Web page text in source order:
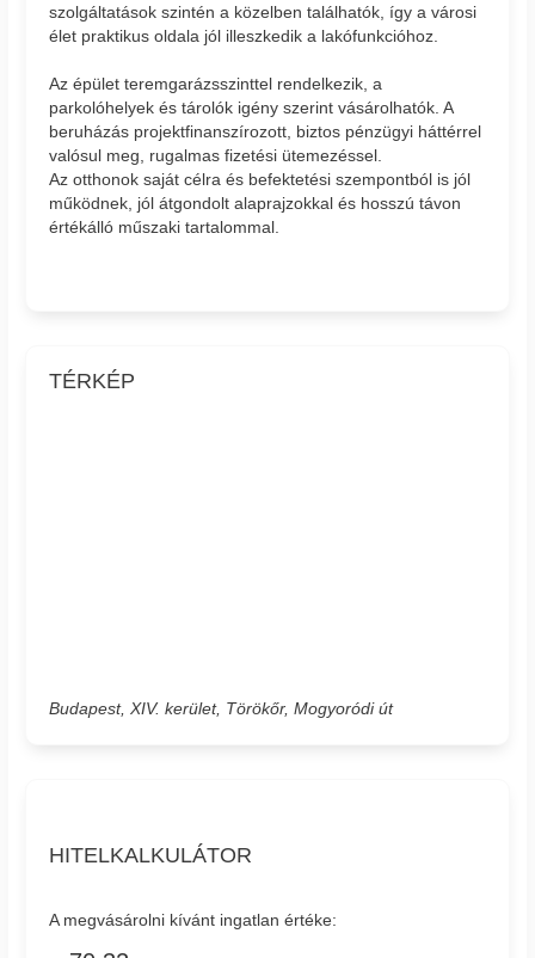
szolgáltatások szintén a közelben találhatók, így a városi
élet praktikus oldala jól illeszkedik a lakófunkcióhoz.
Az épület teremgarázsszinttel rendelkezik, a
parkolóhelyek és tárolók igény szerint vásárolhatók. A
beruházás projektfinanszírozott, biztos pénzügyi háttérrel
valósul meg, rugalmas fizetési ütemezéssel.
Az otthonok saját célra és befektetési szempontból is jól
működnek, jól átgondolt alaprajzokkal és hosszú távon
értékálló műszaki tartalommal.
TÉRKÉP
Budapest, XIV. kerület, Törökőr, Mogyoródi út
HITELKALKULÁTOR
A megvásárolni kívánt ingatlan értéke: